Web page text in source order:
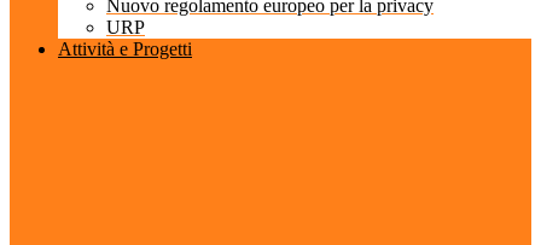
Nuovo regolamento europeo per la privacy
URP
Attività e Progetti